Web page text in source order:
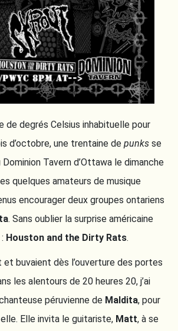
de degrés Celsius inhabituelle pour
d’octobre, une trentaine de punks se
Tavern d’Ottawa le dimanche
quelques amateurs de musique
encourager deux groupes ontariens
. Sans oublier la surprise américaine
Houston and the Dirty Rats.
et buvaient dès l’ouverture des portes
les alentours de 20 heures 20, j’ai
péruvienne de Maldita, pour
Elle invita le guitariste, Matt, à se